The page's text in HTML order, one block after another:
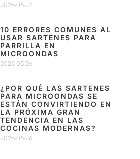
2026-05-27
10 ERRORES COMUNES AL
USAR SARTENES PARA
PARRILLA EN
MICROONDAS
2026-05-26
¿POR QUÉ LAS SARTENES
PARA MICROONDAS SE
ESTÁN CONVIRTIENDO EN
LA PRÓXIMA GRAN
TENDENCIA EN LAS
COCINAS MODERNAS?
2026-05-26